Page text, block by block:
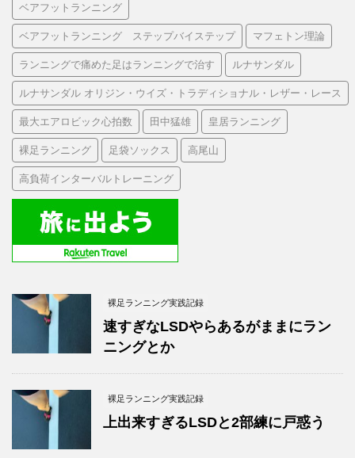
ベアフットランニング
ベアフットランニング ステップバイステップ マフェトン理論
ランニングで痛めた足はランニングで治す ルナサンダル
ルナサンダル オリジン・ウイズ・トラディショナル・レザー・レース
最大エアロビック心拍数 田中猛雄 皇居ランニング
裸足ランニング 足袋ソックス 高尾山
高負荷インターバルトレーニング
裸足ランニング実践記録
速すぎなLSDやらあるがままにラン
ニングとか
裸足ランニング実践記録
上出来すぎるLSDと2部練に戸惑う